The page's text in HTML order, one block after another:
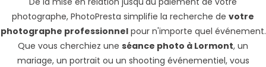
photographe, PhotoPresta simplifie la recherche de votre
photographe professionnelpour n'importe quel événement.
Que vous cherchiez une séance photo à Lormont, un
mariage, un portrait ou un shooting événementiel, vous